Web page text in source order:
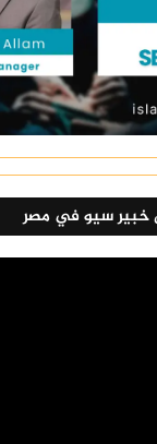
خبير سيو في مصر